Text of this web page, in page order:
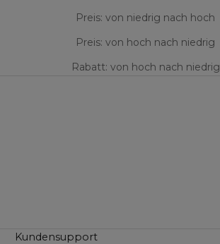
Preis: von niedrig nach hoch
Preis: von hoch nach niedrig
Rabatt: von hoch nach niedrig
Kundensupport